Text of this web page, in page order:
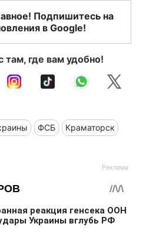
Подпишитесь на
в Google!
там, где вам удобно!
ФСБ Краматорск